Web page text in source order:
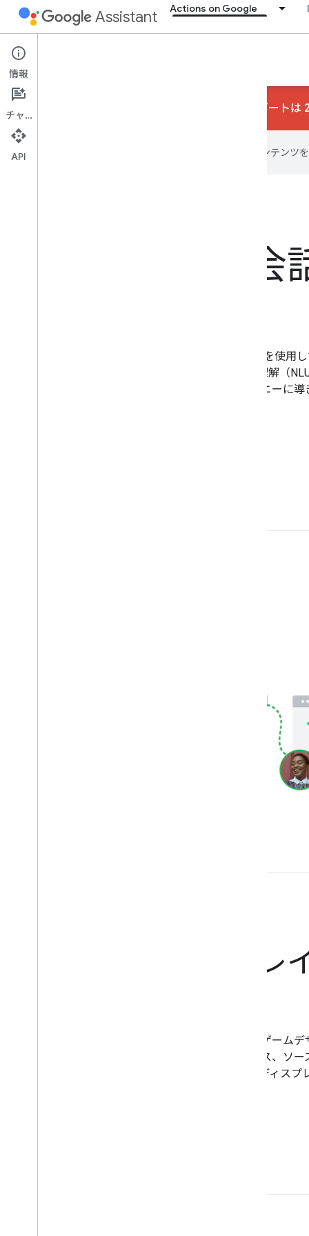
Assistant Actions on Google
Conversational Actions
会話型アクションのサポートは
Google は AI 技術を使用して、コンテンツ
自然で豊かな会
Google アシスタントの音声およびビジュアル API を使用
リエンスを構築します。アシスタントの自然言語理解（
ツールを使用して、ユーザーをプロダクト ジャーニーに導
スマートディスプレ
ゲーム デベロッパー向けのリソースを活用して、ゲーム
めましょう。デザインに関するベスト プラクティス、ソ
ッパーとのインタビュー、ツールなど、スマートディス
情報
チャット
API